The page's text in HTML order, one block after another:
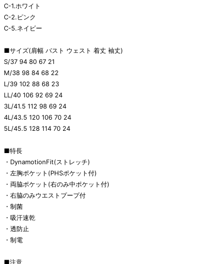
C-1.ホワイト
C-2.ピンク
C-5.ネイビー
■サイズ(肩幅 バスト ウェスト 着丈 袖丈)
S/37 94 80 67 21
M/38 98 84 68 22
L/39 102 88 68 23
LL/40 106 92 69 24
3L/41.5 112 98 69 24
4L/43.5 120 106 70 24
5L/45.5 128 114 70 24
■特長
・DynamotionFit(ストレッチ)
・左胸ポケット(PHSポケット付)
・両脇ポケット(右のみ中ポケット付)
・右脇のみウエストプープ付
・制菌
・吸汗速乾
・透防止
・制電
■注意